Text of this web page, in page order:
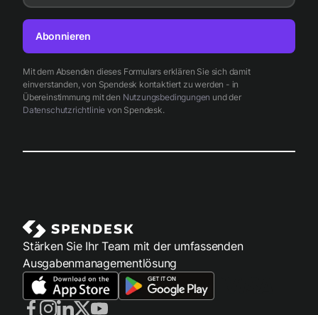
Mit dem Absenden dieses Formulars erklären Sie sich damit
einverstanden, von Spendesk kontaktiert zu werden - in
Übereinstimmung mit den Nutzungsbedingungen und der
Datenschutzrichtlinie von Spendesk.
Abonnieren
Stärken Sie Ihr Team mit der umfassenden
Ausgabenmanagementlösung